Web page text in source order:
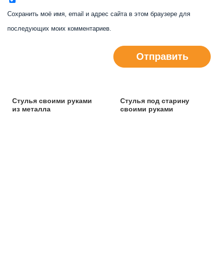
Сохранить моё имя, email и адрес сайта в этом браузере для
последующих моих комментариев.
Отправить
Стулья своими руками
из металла
Стулья под старину
своими руками